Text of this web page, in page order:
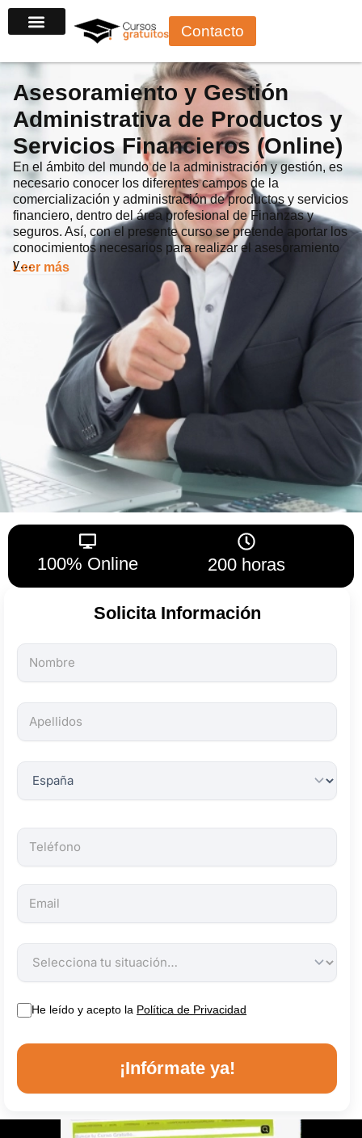
al
Contacto
Asesoramiento y Gestión
Administrativa de Productos y
Servicios Financieros (Online)
En el ámbito del mundo de la administración y gestión, es
necesario conocer los diferentes campos de la
comercialización y administración de productos y servicios
financiero, dentro del área profesional de Finanzas y
seguros. Así, con el presente curso se pretende aportar los
conocimientos necesarios para realizar el asesoramiento
y…
Leer más
100% Online 200 horas
Solicita Información
Todos
los
son
obligatorios.
He leído y acepto la Política de Privacidad
¡Infórmate ya!